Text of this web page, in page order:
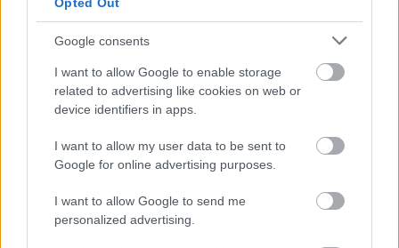
Google consents
I want to allow Google to enable storage
related to advertising like cookies on web or
device identifiers in apps.
I want to allow my user data to be sent to
Google for online advertising purposes.
I want to allow Google to send me
personalized advertising.
Μουσική βραδιά στα Τριπόταμα Αχαΐας ΒΙΝΤΕΟ-